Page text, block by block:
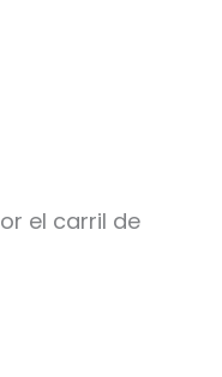
el carril de